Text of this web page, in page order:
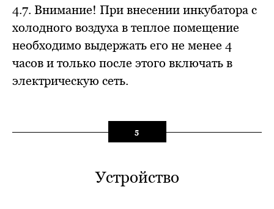
4.7. Внимание! При внесении инкубатора с
холодного воздуха в теплое помещение
необходимо выдержать его не менее 4
часов и только после этого включать в
электрическую сеть.
5
Устройство